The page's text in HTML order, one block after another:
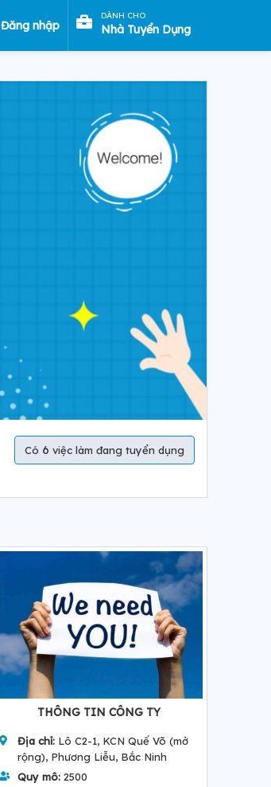
Đăng nhập
DÀNH CHO
Nhà Tuyển Dụng
Có 6 việc làm đang tuyển dụng
THÔNG TIN CÔNG TY
Địa chỉ:Lô C2-1, KCN Quế Võ (mở
rộng), Phương Liễu, Bắc Ninh
Quy mô:2500